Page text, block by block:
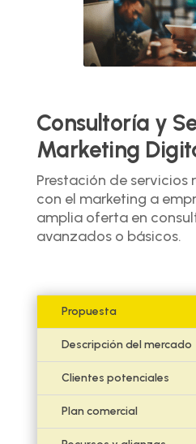
Consultoría y
Marketing
Prestación de servicios
con el marketing a
amplia oferta en
avanzados o básicos.
Propuesta
Descripción del mercado
Clientes potenciales
Plan comercial